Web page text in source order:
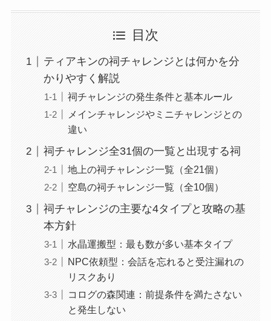
目次
ティアキンの祠チャレンジとは何かを分
かりやすく解説
祠チャレンジの発生条件と基本ルール
メインチャレンジやミニチャレンジとの
違い
祠チャレンジ全31個の一覧と出現する祠
地上の祠チャレンジ一覧（全21個）
空島の祠チャレンジ一覧（全10個）
祠チャレンジの主要な4タイプと攻略の基
本方針
水晶運搬型：最も数が多い基本タイプ
NPC依頼型：会話を忘れると受注漏れの
リスクあり
コログの森関連：前提条件を満たさない
と発生しない